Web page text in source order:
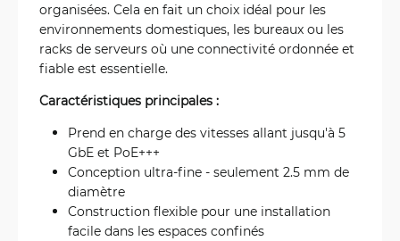
organisées. Cela en fait un choix idéal pour les
environnements domestiques, les bureaux ou les
racks de serveurs où une connectivité ordonnée et
fiable est essentielle.
Caractéristiques principales :
Prend en charge des vitesses allant jusqu'à 5
GbE et PoE+++
Conception ultra-fine - seulement 2.5 mm de
diamètre
Construction flexible pour une installation
facile dans les espaces confinés